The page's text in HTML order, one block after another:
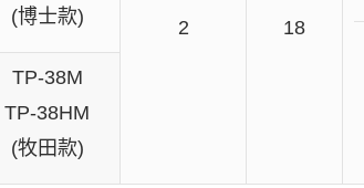
(博士款)
2 18
TP-38M
TP-38HM
(牧田款)